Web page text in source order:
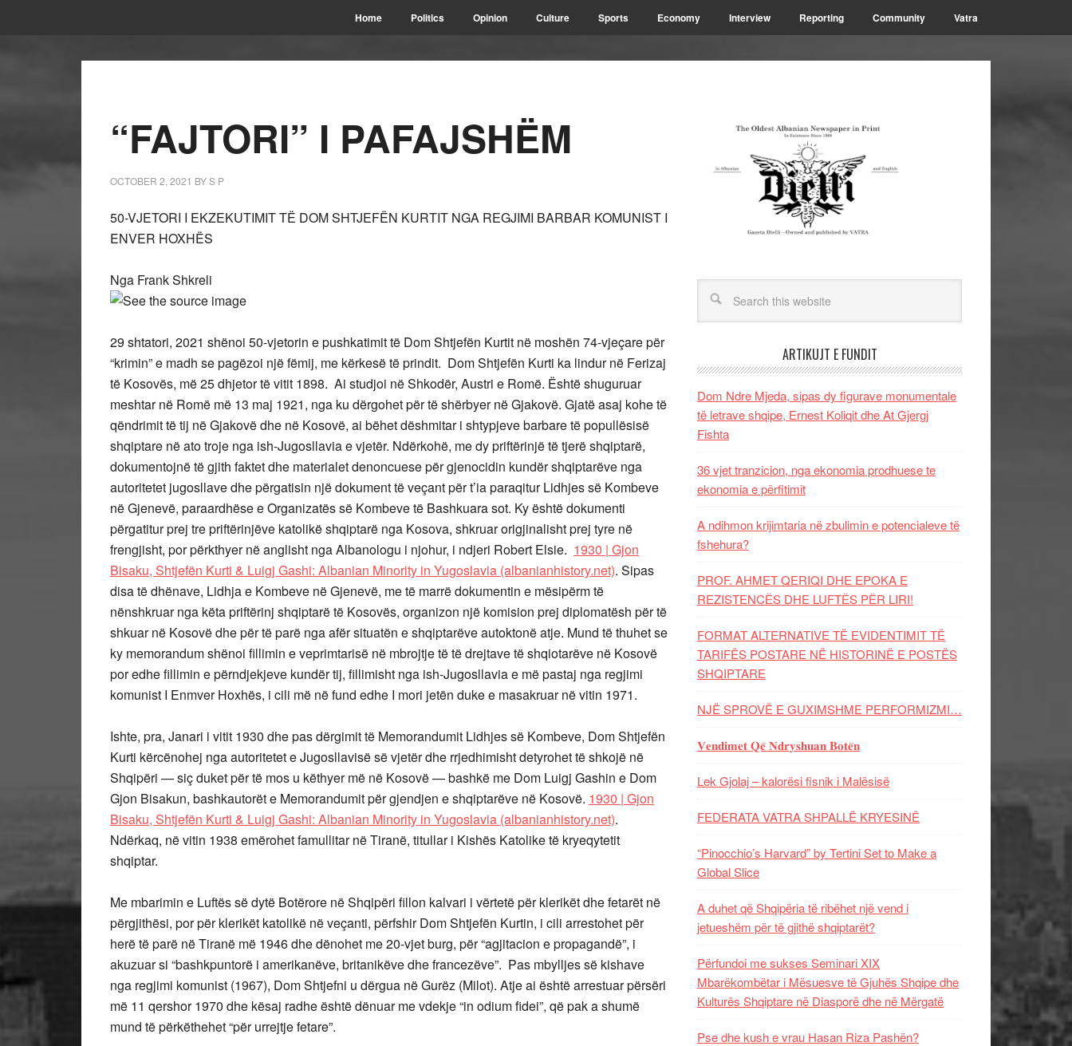
Home Politics Opinion Culture Sports Economy Interview Reporting Community Vatra
“FAJTORI” I PAFAJSHËM
OCTOBER 2, 2021 BYS P
50-VJETORI I EKZEKUTIMIT TË DOM SHTJEFËN KURTIT NGA REGJIMI BARBAR KOMUNIST I
ENVER HOXHËS
Nga Frank Shkreli
29 shtatori, 2021 shënoi 50-vjetorin e pushkatimit të Dom Shtjefën Kurtit në moshën 74-vjeçare për
“krimin” e madh se pagëzoi një fëmij, me kërkesë të prindit. Dom Shtjefën Kurti ka lindur në Ferizaj
të Kosovës, më 25 dhjetor të vitit 1898. Ai studjoi në Shkodër, Austri e Romë. Është shuguruar
meshtar në Romë më 13 maj 1921, nga ku dërgohet për të shërbyer në Gjakovë. Gjatë asaj kohe të
qëndrimit të tij në Gjakovë dhe në Kosovë, ai bëhet dëshmitar i shtypjeve barbare të popullësisë
shqiptare në ato troje nga ish-Jugosllavia e vjetër. Ndërkohë, me dy priftërinjë të tjerë shqiptarë,
dokumentojnë të gjith faktet dhe materialet denoncuese për gjenocidin kundër shqiptarëve nga
autoritetet jugosllave dhe përgatisin një dokument të veçant për t’ia paraqitur Lidhjes së Kombeve
në Gjenevë, paraardhëse e Organizatës së Kombeve të Bashkuara sot. Ky është dokumenti
përgatitur prej tre priftërinjëve katolikë shqiptarë nga Kosova, shkruar origjinalisht prej tyre në
frengjisht, por përkthyer në anglisht nga Albanologu i njohur, i ndjeri Robert Elsie. 1930 | Gjon
Bisaku, Shtjefën Kurti & Luigj Gashi: Albanian Minority in Yugoslavia (albanianhistory.net). Sipas
disa të dhënave, Lidhja e Kombeve në Gjenevë, me të marrë dokumentin e mësipërm të
nënshkruar nga këta priftërinj shqiptarë të Kosovës, organizon një komision prej diplomatësh për të
shkuar në Kosovë dhe për të parë nga afër situatën e shqiptarëve autoktonë atje. Mund të thuhet se
ky memorandum shënoi fillimin e veprimtarisë në mbrojtje të të drejtave të shqiotarëve në Kosovë
por edhe fillimin e përndjekjeve kundër tij, fillimisht nga ish-Jugosllavia e më pastaj nga regjimi
komunist I Enmver Hoxhës, i cili më në fund edhe I mori jetën duke e masakruar në vitin 1971.
Ishte, pra, Janari i vitit 1930 dhe pas dërgimit të Memorandumit Lidhjes së Kombeve, Dom Shtjefën
Kurti kërcënohej nga autoritetet e Jugosllavisë së vjetër dhe rrjedhimisht detyrohet të shkojë në
Shqipëri — siç duket për të mos u këthyer më në Kosovë — bashkë me Dom Luigj Gashin e Dom
Gjon Bisakun, bashkautorët e Memorandumit për gjendjen e shqiptarëve në Kosovë. 1930 | Gjon
Bisaku, Shtjefën Kurti & Luigj Gashi: Albanian Minority in Yugoslavia (albanianhistory.net).
Ndërkaq, në vitin 1938 emërohet famullitar në Tiranë, titullar i Kishës Katolike të kryeqytetit
shqiptar.
Me mbarimin e Luftës së dytë Botërore në Shqipëri fillon kalvari i vërtetë për klerikët dhe fetarët në
përgjithësi, por për klerikët katolikë në veçanti, përfshir Dom Shtjefën Kurtin, i cili arrestohet për
herë të parë në Tiranë më 1946 dhe dënohet me 20-vjet burg, për “agjitacion e propagandë”, i
akuzuar si “bashkpuntorë i amerikanëve, britanikëve dhe francezëve”. Pas mbylljes së kishave
nga regjimi komunist (1967), Dom Shtjefni u dërgua në Gurëz (Milot). Atje ai është arrestuar përsëri
më 11 qershor 1970 dhe kësaj radhe është dënuar me vdekje “in odium fidei”, që pak a shumë
mund të përkëthehet “për urrejtje fetare”.
ARTIKUJT E FUNDIT
Dom Ndre Mjeda, sipas dy figurave monumentale
të letrave shqipe, Ernest Koliqit dhe At Gjergj
Fishta
36 vjet tranzicion, nga ekonomia prodhuese te
ekonomia e përfitimit
A ndihmon krijimtaria në zbulimin e potencialeve të
fshehura?
PROF. AHMET QERIQI DHE EPOKA E
REZISTENCЁS DHE LUFTЁS PЁR LIRI!
FORMAT ALTERNATIVE TË EVIDENTIMIT TË
TARIFËS POSTARE NË HISTORINË E POSTËS
SHQIPTARE
NJË SPROVË E GUXIMSHME PERFORMIZMI…
𝐕𝐞𝐧𝐝𝐢𝐦𝐞𝐭 𝐐𝐞̈ 𝐍𝐝𝐫𝐲𝐬𝐡𝐮𝐚𝐧 𝐁𝐨𝐭𝐞̈𝐧
Lek Gjolaj – kalorësi fisnik i Malësisë
FEDERATA VATRA SHPALLË KRYESINË
“Pinocchio’s Harvard” by Tertini Set to Make a
Global Slice
A duhet që Shqipëria të ribëhet një vend i
jetueshëm për të gjithë shqiptarët?
Përfundoi me sukses Seminari XIX
Mbarëkombëtar i Mësuesve të Gjuhës Shqipe dhe
Kulturës Shqiptare në Diasporë dhe në Mërgatë
Pse dhe kush e vrau Hasan Riza Pashën?